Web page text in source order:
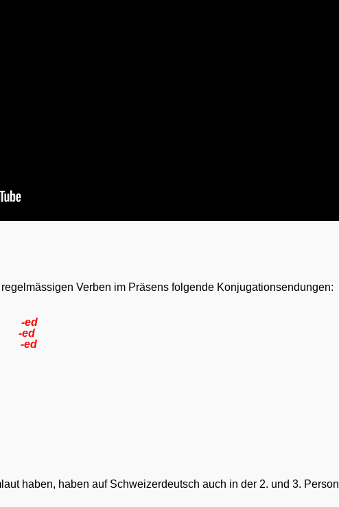
Verben im Präsens folgende Konjugationsendungen:
-ed
-ed
-ed
haben, haben auf Schweizerdeutsch auch in der 2. und 3. Person